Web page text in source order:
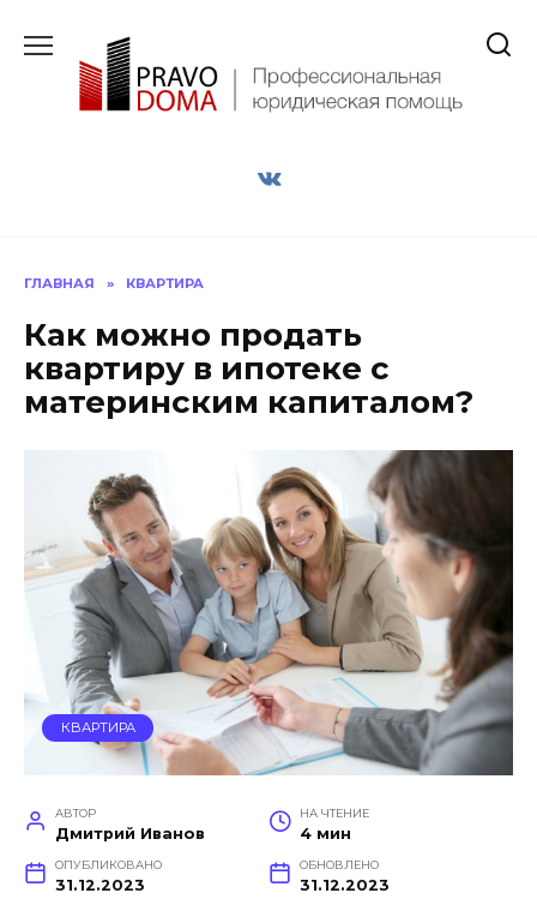
содержанию
ГЛАВНАЯ » КВАРТИРА
Как можно продать
квартиру в ипотеке с
материнским капиталом?
КВАРТИРА
АВТОР
Дмитрий Иванов
НА ЧТЕНИЕ
4 мин
ОПУБЛИКОВАНО
31.12.2023
ОБНОВЛЕНО
31.12.2023